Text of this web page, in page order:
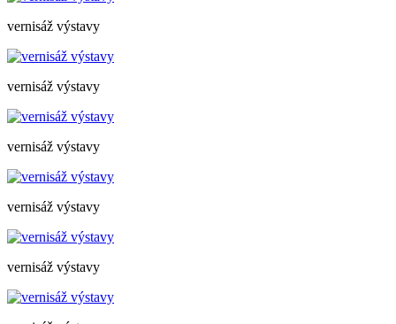
vernisáž výstavy
vernisáž výstavy
vernisáž výstavy
vernisáž výstavy
vernisáž výstavy